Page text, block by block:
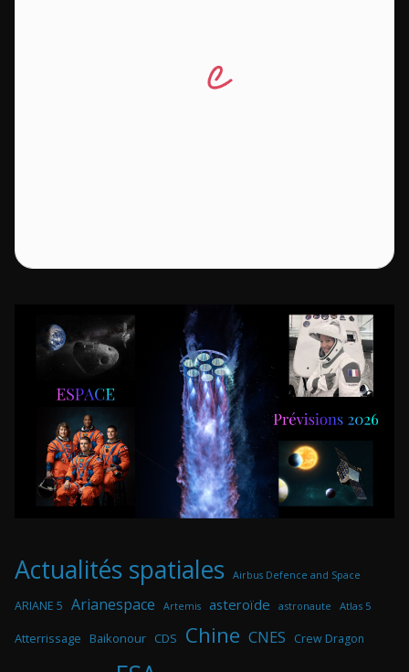
Actualités spatiales Airbus Defence and Space
ARIANE 5 Arianespace Artemis asteroïde astronaute Atlas 5
Atterrissage Baikonour CDS Chine CNES Crew Dragon